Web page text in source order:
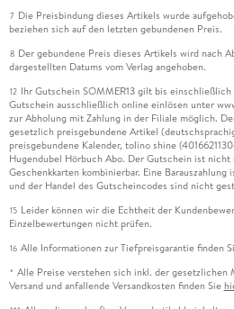
7 Die Preisbindung dieses Artikels wurde
beziehen sich auf den letzten gebundenen Preis.
8 Der gebundene Preis dieses Artikels wird nach
dargestellten Datums vom Verlag angehoben.
12 Ihr Gutschein SOMMER13 gilt bis
Gutschein ausschließlich online einlösen unter
zur Abholung mit Zahlung in der Filiale möglich.
gesetzlich preisgebundene Artikel
preisgebundene Kalender, tolino shine
Hugendubel Hörbuch Abo. Der Gutschein ist
Geschenkkarten kombinierbar. Eine
und der Handel des Gutscheincodes sind nicht
15 Leider können wir die Echtheit der
Einzelbewertungen nicht prüfen.
16 Alle Informationen zur Tiefpreisgarantie finden
* Alle Preise verstehen sich inkl. der gesetzlichen
Versand und anfallende Versandkosten finden Sie